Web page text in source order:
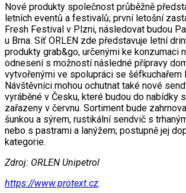
Nové produkty společnost průběžně
letních eventů a festivalů; první letošní
Fresh Festival v Plzni, následovat budou
u Brna. Síť ORLEN zde představuje letní
produkty grab&go, určenými ke konzumaci
odnesení s možností následné přípravy
vytvořenými ve spolupráci se šéfkuchařem
Návštěvníci mohou ochutnat také nové
vyráběné v Česku, které budou do nabídky
zařazeny v červnu. Sortiment bude
šunkou a sýrem, rustikální sendvič s
nebo s pastrami a lanýžem; postupně jej
kategorie.
Zdroj: ORLEN Unipetrol
https://www.protext.cz.